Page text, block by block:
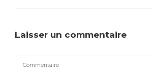
Laisser un commentaire